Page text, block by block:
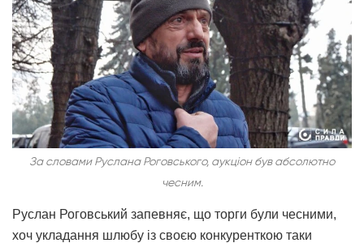
За словами Руслана Роговського, аукціон був абсолютно
чесним.
Руслан Роговський запевняє, що торги були чесними,
хоч укладання шлюбу із своєю конкуренткою таки